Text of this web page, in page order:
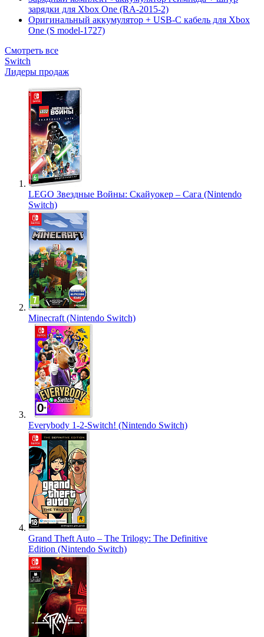
зарядки для Xbox One (RA-2015-2)
Оригинальный аккумулятор + USB-C кабель для Xbox
One (S model-1727)
Смотреть все
Switch
Лидеры продаж
LEGO Звездные Войны: Скайуокер – Сага (Nintendo
Switch)
Minecraft (Nintendo Switch)
Everybody 1-2-Switch! (Nintendo Switch)
Grand Theft Auto – The Trilogy: The Definitive
Edition (Nintendo Switch)